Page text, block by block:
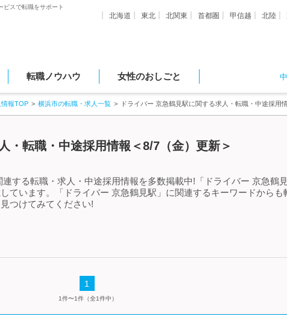
ビスで転職をサポート
北海道 東北 北関東 首都圏 甲信越 北陸
転職ノウハウ 女性のおしごと
報TOP 横浜市の転職・求人一覧 ドライバー 京急鶴見駅に関する求人・転職・中途採用
・転職・中途採用情報＜8/7（金）更新＞
する転職・求人・中途採用情報を多数掲載中!「ドライバー 京急鶴
ています。「ドライバー 京急鶴見駅」に関連するキーワードからも
つけてみてください!
1
1件〜1件（全1件中）